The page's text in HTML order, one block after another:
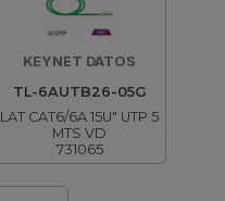
KEYNET DATOS
TL-6AUTB26-05G
LAT CAT6/6A 15U" UTP 5
MTS VD
731065